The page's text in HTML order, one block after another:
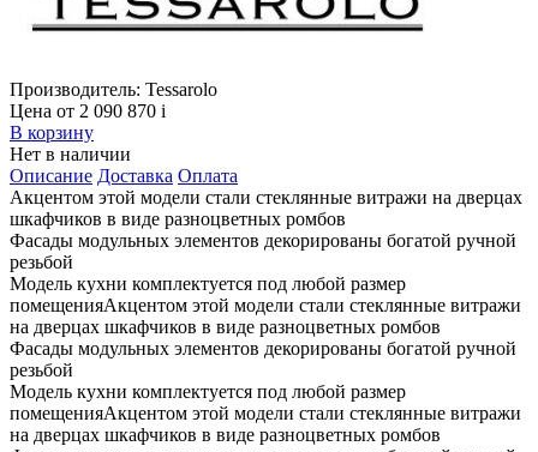
Производитель: Tessarolo
Цена от 2 090 870 i
В корзину
Нет в наличии
Описание Доставка Оплата
Акцентом этой модели стали стеклянные витражи на дверцах
шкафчиков в виде разноцветных ромбов
Фасады модульных элементов декорированы богатой ручной
резьбой
Модель кухни комплектуется под любой размер
помещенияАкцентом этой модели стали стеклянные витражи
на дверцах шкафчиков в виде разноцветных ромбов
Фасады модульных элементов декорированы богатой ручной
резьбой
Модель кухни комплектуется под любой размер
помещенияАкцентом этой модели стали стеклянные витражи
на дверцах шкафчиков в виде разноцветных ромбов